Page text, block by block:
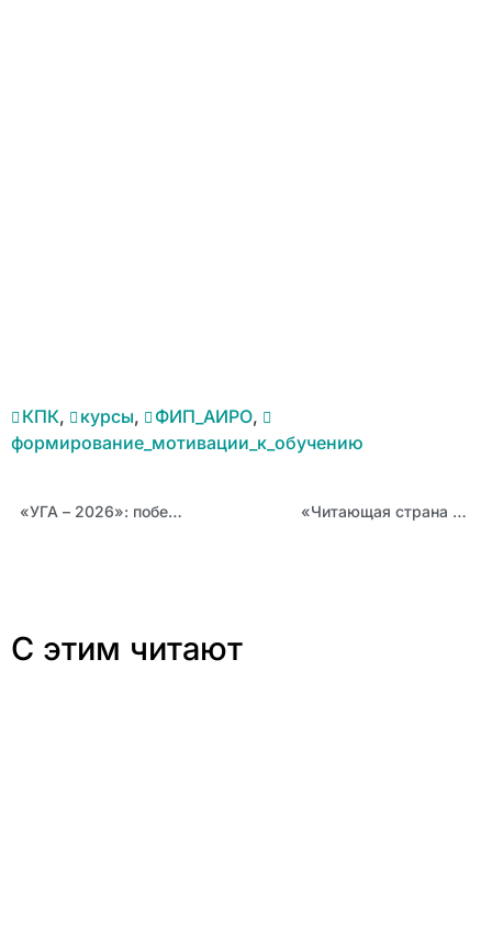
КПК, курсы, ФИП_АИРО,
формирование_мотивации_к_обучению
«УГА – 2026»: победитель отборочного этапа из Табунского района Ирина Олейникова «Читающая страна – сильная страна!»: кураторы литературных клубов Алтайского края побывали на образовательном мероприятии в центре знаний «Машук»
С этим читают